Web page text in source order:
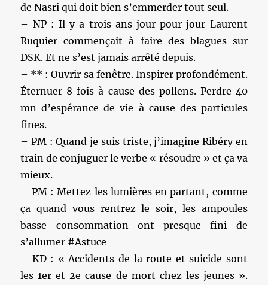
de Nasri qui doit bien s’emmerder tout seul.
– NP : Il y a trois ans jour pour jour Laurent
Ruquier commençait à faire des blagues sur
DSK. Et ne s’est jamais arrêté depuis.
– ** : Ouvrir sa fenêtre. Inspirer profondément.
Éternuer 8 fois à cause des pollens. Perdre 40
mn d’espérance de vie à cause des particules
fines.
– PM : Quand je suis triste, j’imagine Ribéry en
train de conjuguer le verbe « résoudre » et ça va
mieux.
– PM : Mettez les lumières en partant, comme
ça quand vous rentrez le soir, les ampoules
basse consommation ont presque fini de
s’allumer #Astuce
– KD : « Accidents de la route et suicide sont
les 1er et 2e cause de mort chez les jeunes ».